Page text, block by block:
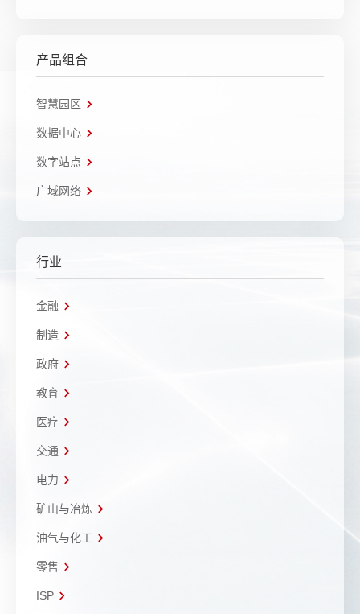
产品组合
智慧园区
数据中心
数字站点
广域网络
行业
金融
制造
政府
教育
医疗
交通
电力
矿山与冶炼
油气与化工
零售
ISP